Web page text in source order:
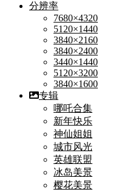
分辨率
7680×4320
5120×1440
3840×2160
3840×2400
3440×1440
5120×3200
3840×1600
专辑
哪吒合集
新年快乐
神仙姐姐
城市风光
英雄联盟
冰岛美景
樱花美景